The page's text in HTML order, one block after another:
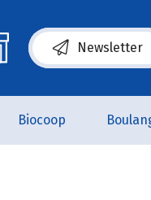
Newsletter
(s’ouvre dans une
Biocoop